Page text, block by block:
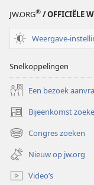
JW.ORG® / OFFICIËLE
Weergave-
Snelkoppelingen
Een bezoek
Bijeenkomst
(opent
nieuw
venster)
Congres zoeken
(opent
nieuw
venster)
Nieuw op jw.org
Video’s